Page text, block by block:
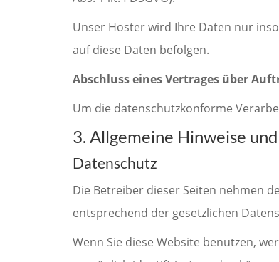
Unser Hoster wird Ihre Daten nur
auf diese Daten befolgen.
Abschluss eines Vertrages über
Um die datenschutzkonforme
3. Allgemeine Hinweise
Datenschutz
Die Betreiber dieser Seiten nehmen
entsprechend der gesetzlichen
Wenn Sie diese Website benutzen,